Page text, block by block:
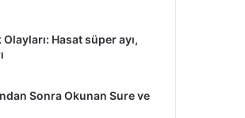
Hasat süper ayı,
Sonra Okunan Sure ve